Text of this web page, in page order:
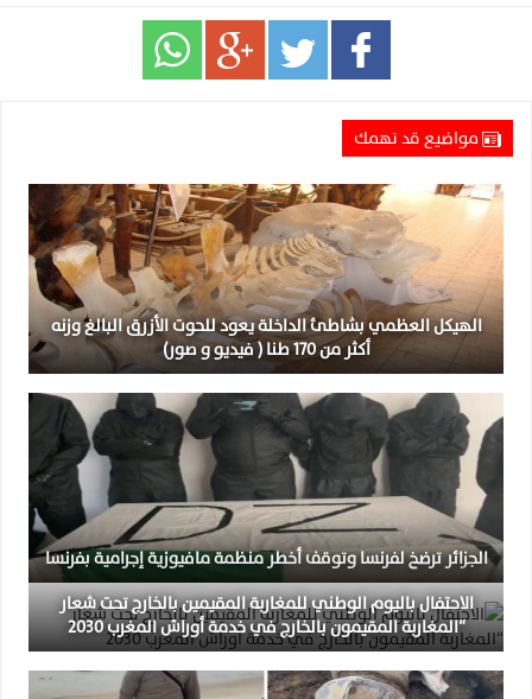
مواضيع قد تهمك
الهيكل العظمي بشاطئ الداخلة يعود للحوت الأزرق البالغ وزنه
أكثر من 170 طنا ( فيديو و صور)
الجزائر ترضخ لفرنسا وتوقف أخطر منظمة مافيوزية إجرامية بفرنسا
الاحتفال باليوم الوطني للمغاربة المقيمين بالخارج تحت شعار
“المغاربة المقيمون بالخارج في خدمة أوراش المغرب 2030